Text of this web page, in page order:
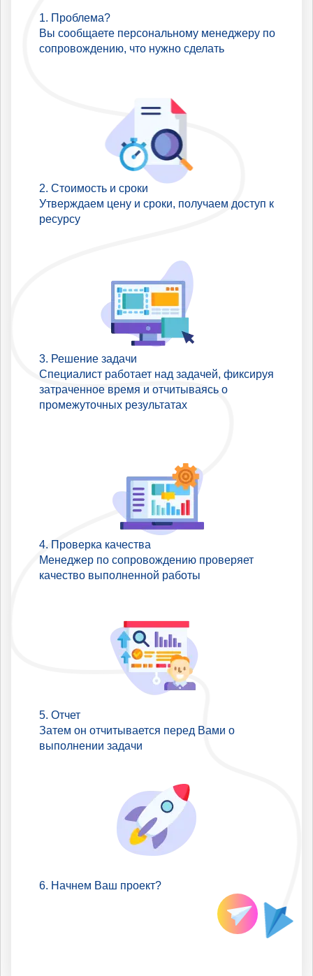
Проблема?
Вы сообщаете персональному менеджеру по
сопровождению, что нужно сделать
Стоимость и сроки
Утверждаем цену и сроки, получаем доступ к
ресурсу
Решение задачи
Специалист работает над задачей, фиксируя
затраченное время и отчитываясь о
промежуточных результатах
Проверка качества
Менеджер по сопровождению проверяет
качество выполненной работы
Отчет
Затем он отчитывается перед Вами о
выполнении задачи
Начнем Ваш проект?